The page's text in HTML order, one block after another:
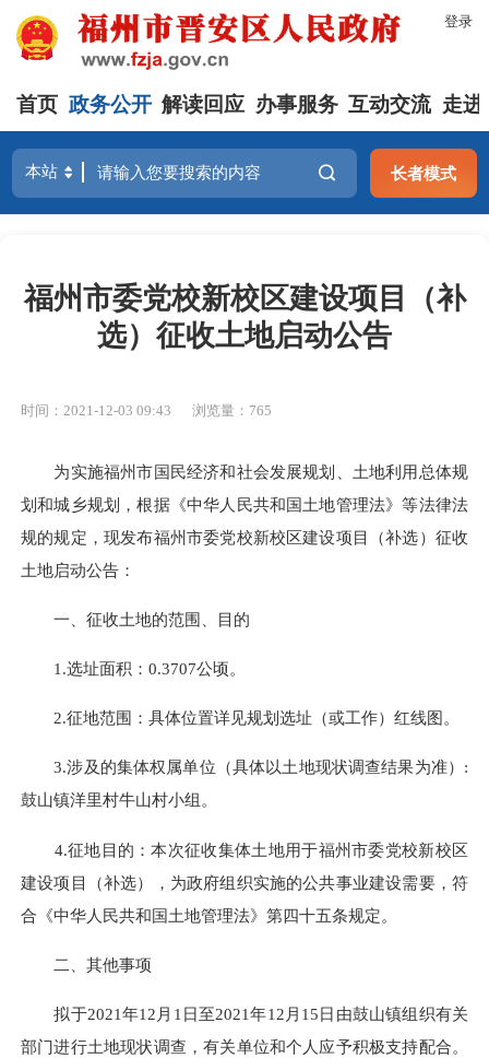
登录
首页 政务公开 解读回应 办事服务 互动交流 走进
长者模式
福州市委党校新校区建设项目（补
选）征收土地启动公告
时间：2021-12-03 09:43 浏览量：765
为实施福州市国民经济和社会发展规划、土地利用总体规
划和城乡规划，根据《中华人民共和国土地管理法》等法律法
规的规定，现发布福州市委党校新校区建设项目（补选）征收
土地启动公告：
一、征收土地的范围、目的
1.选址面积：0.3707公顷。
2.征地范围：具体位置详见规划选址（或工作）红线图。
3.涉及的集体权属单位（具体以土地现状调查结果为准）:
鼓山镇洋里村牛山村小组。
4.征地目的：本次征收集体土地用于福州市委党校新校区
建设项目（补选），为政府组织实施的公共事业建设需要，符
合《中华人民共和国土地管理法》第四十五条规定。
二、其他事项
拟于2021年12月1日至2021年12月15日由鼓山镇组织有关
部门进行土地现状调查，有关单位和个人应予积极支持配合。